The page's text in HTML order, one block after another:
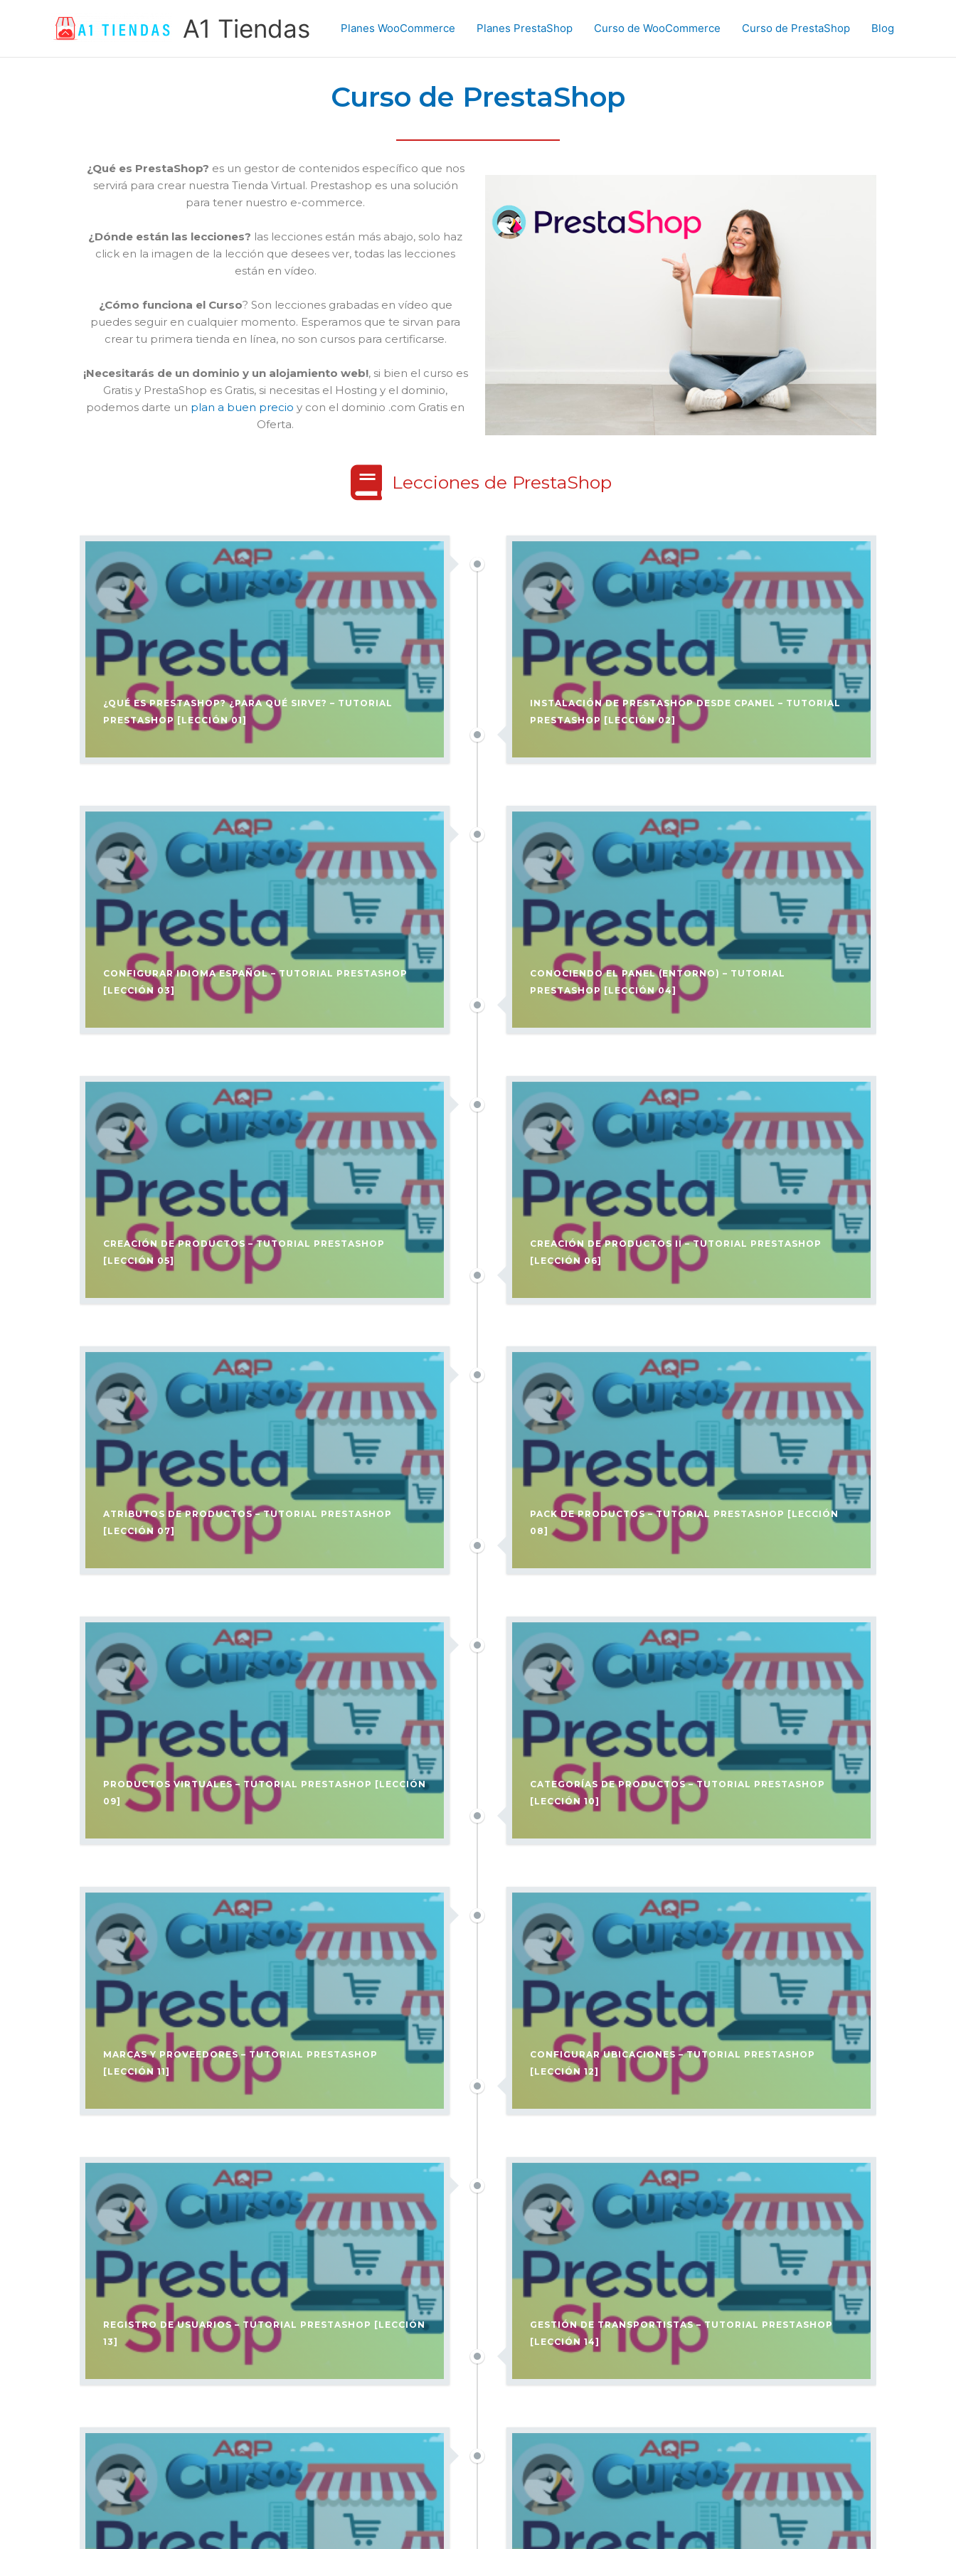
A1 Tiendas Planes WooCommerce Planes PrestaShop Curso de WooCommerce Curso de PrestaShop Blog
Curso de PrestaShop
¿Qué es PrestaShop? es un gestor de contenidos específico que nos
servirá para crear nuestra Tienda Virtual. Prestashop es una solución
para tener nuestro e-commerce.
¿Dónde están las lecciones? las lecciones están más abajo, solo haz
click en la imagen de la lección que desees ver, todas las lecciones
están en vídeo.
¿Cómo funciona el Curso? Son lecciones grabadas en vídeo que
puedes seguir en cualquier momento. Esperamos que te sirvan para
crear tu primera tienda en línea, no son cursos para certificarse.
¡Necesitarás de un dominio y un alojamiento web!, si bien el curso es
Gratis y PrestaShop es Gratis, si necesitas el Hosting y el dominio,
podemos darte un plan a buen precio y con el dominio .com Gratis en
Oferta.
Lecciones de PrestaShop
¿QUÉ ES PRESTASHOP? ¿PARA QUÉ SIRVE? – TUTORIAL
PRESTASHOP [LECCIÓN 01]
INSTALACIÓN DE PRESTASHOP DESDE CPANEL – TUTORIAL
PRESTASHOP [LECCIÓN 02]
CONFIGURAR IDIOMA ESPAÑOL – TUTORIAL PRESTASHOP
[LECCIÓN 03]
CONOCIENDO EL PANEL (ENTORNO) – TUTORIAL
PRESTASHOP [LECCIÓN 04]
CREACIÓN DE PRODUCTOS – TUTORIAL PRESTASHOP
[LECCIÓN 05]
CREACIÓN DE PRODUCTOS II – TUTORIAL PRESTASHOP
[LECCIÓN 06]
ATRIBUTOS DE PRODUCTOS – TUTORIAL PRESTASHOP
[LECCIÓN 07]
PACK DE PRODUCTOS – TUTORIAL PRESTASHOP [LECCIÓN
08]
PRODUCTOS VIRTUALES – TUTORIAL PRESTASHOP [LECCIÓN
09]
CATEGORÍAS DE PRODUCTOS – TUTORIAL PRESTASHOP
[LECCIÓN 10]
MARCAS Y PROVEEDORES – TUTORIAL PRESTASHOP
[LECCIÓN 11]
CONFIGURAR UBICACIONES – TUTORIAL PRESTASHOP
[LECCIÓN 12]
REGISTRO DE USUARIOS – TUTORIAL PRESTASHOP [LECCIÓN
13]
GESTIÓN DE TRANSPORTISTAS – TUTORIAL PRESTASHOP
[LECCIÓN 14]